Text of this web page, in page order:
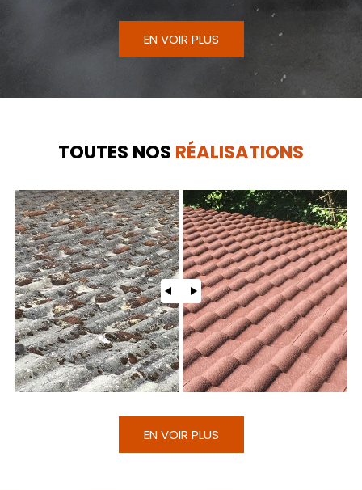
EN VOIR PLUS
TOUTES NOS RÉALISATIONS
EN VOIR PLUS